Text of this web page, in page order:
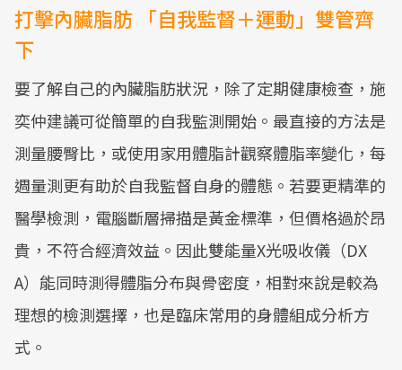
打擊內臟脂肪 「自我監督＋運動」雙管齊
下
要了解自己的內臟脂肪狀況，除了定期健康檢查，施
奕仲建議可從簡單的自我監測開始。最直接的方法是
測量腰臀比，或使用家用體脂計觀察體脂率變化，每
週量測更有助於自我監督自身的體態。若要更精準的
醫學檢測，電腦斷層掃描是黃金標準，但價格過於昂
貴，不符合經濟效益。因此雙能量X光吸收儀（DX
A）能同時測得體脂分布與骨密度，相對來說是較為
理想的檢測選擇，也是臨床常用的身體組成分析方
式。